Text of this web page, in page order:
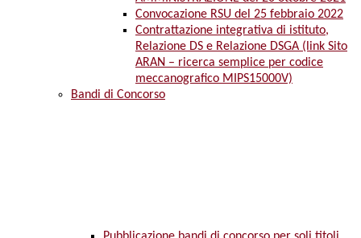
Convocazione RSU del 25 febbraio 2022
Contrattazione integrativa di istituto,
Relazione DS e Relazione DSGA (link Sito
ARAN – ricerca semplice per codice
meccanografico MIPS15000V)
Bandi di Concorso